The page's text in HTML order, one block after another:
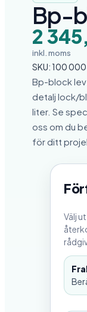
Bp-
2
inkl. moms
SKU:100
Bp-block
detalj lock/
liter. Se
oss om du
för ditt
Välj